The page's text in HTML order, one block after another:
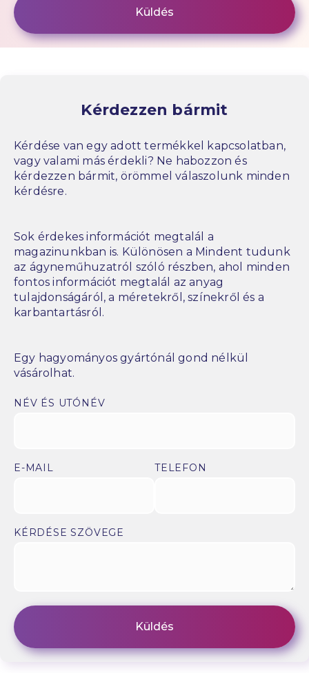
Kérdezzen bármit
Kérdése van egy adott termékkel kapcsolatban,
vagy valami más érdekli? Ne habozzon és
kérdezzen bármit, örömmel válaszolunk minden
kérdésre.
Sok érdekes információt megtalál a
magazinunkban is. Különösen a Mindent tudunk
az ágyneműhuzatról szóló részben, ahol minden
fontos információt megtalál az anyag
tulajdonságáról, a méretekről, színekről és a
karbantartásról.
Egy hagyományos gyártónál gond nélkül
vásárolhat.
NÉV ÉS UTÓNÉV
E-MAIL TELEFON
KÉRDÉSE SZÖVEGE